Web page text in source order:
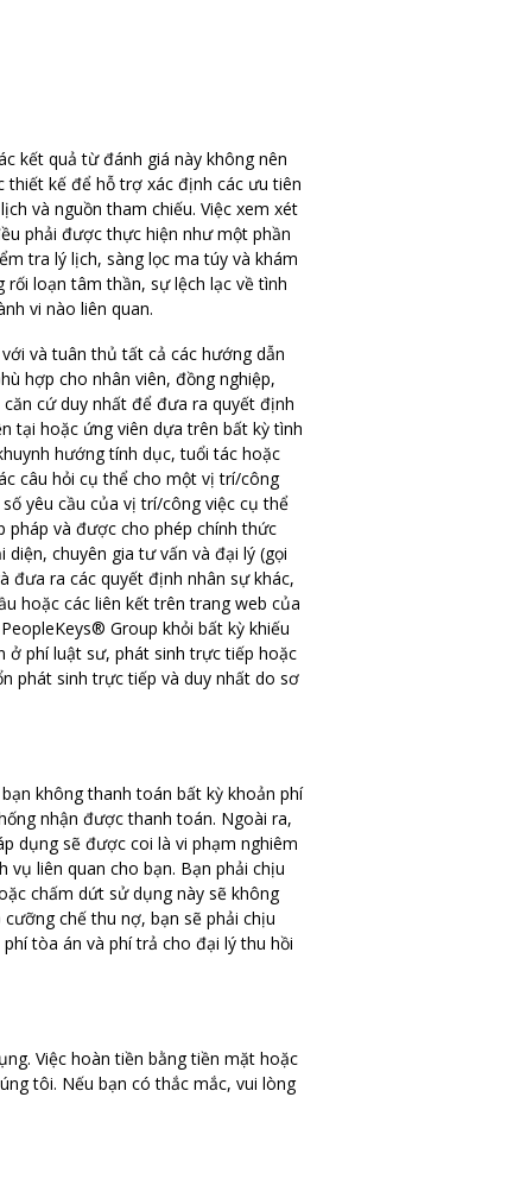
kết quả từ đánh giá này không nên
kế để hỗ trợ xác định các ưu tiên
và nguồn tham chiếu. Việc xem xét
phải được thực hiện như một phần
tra lý lịch, sàng lọc ma túy và khám
loạn tâm thần, sự lệch lạc về tình
vi nào liên quan.
và tuân thủ tất cả các hướng dẫn
hợp cho nhân viên, đồng nghiệp,
cứ duy nhất để đưa ra quyết định
tại hoặc ứng viên dựa trên bất kỳ tình
hướng tính dục, tuổi tác hoặc
câu hỏi cụ thể cho một vị trí/công
yêu cầu của vị trí/công việc cụ thể
pháp và được cho phép chính thức
chuyên gia tư vấn và đại lý (gọi
đưa ra các quyết định nhân sự khác,
hoặc các liên kết trên trang web của
Group khỏi bất kỳ khiếu
ở phí luật sư, phát sinh trực tiếp hoặc
phát sinh trực tiếp và duy nhất do sơ
không thanh toán bất kỳ khoản phí
nhận được thanh toán. Ngoài ra,
dụng sẽ được coi là vi phạm nghiêm
liên quan cho bạn. Bạn phải chịu
chấm dứt sử dụng này sẽ không
chế thu nợ, bạn sẽ phải chịu
tòa án và phí trả cho đại lý thu hồi
Việc hoàn tiền bằng tiền mặt hoặc
tôi. Nếu bạn có thắc mắc, vui lòng